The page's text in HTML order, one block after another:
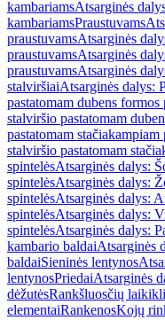
kambariamsAtsarginės
kambariamsPraustuvams
praustuvamsAtsarginės
praustuvamsAtsarginės
praustuvamsAtsarginės
stalviršiaiAtsarginės dalys:
pastatomam dubens formos
stalviršio pastatomam
pastatomam stačiakampiam
stalviršio pastatomam
spintelėsAtsarginės dalys:
spintelėsAtsarginės dalys:
spintelėsAtsarginės dalys:
spintelėsAtsarginės dalys:
spintelėsAtsarginės dalys:
kambario baldaiAtsarginės
baldaiSieninės lentynos
lentynosPriedaiAtsarginės
dėžutėsRankšluosčių
elementaiRankenosKojų